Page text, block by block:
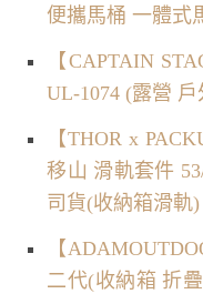
便攜馬桶 一體式
【CAPTAIN
UL-1074 (露營
【THOR x
移山 滑軌套件
司貨(收納箱滑軌)
【
二代(收納箱 折